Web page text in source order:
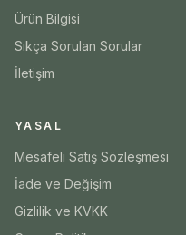
Ürün Bilgisi
Sıkça Sorulan Sorular
İletişim
YASAL
Mesafeli Satış Sözleşmesi
İade ve Değişim
Gizlilik ve KVKK